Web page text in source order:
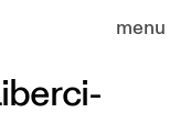
menu